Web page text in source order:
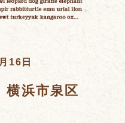
16日
横浜市泉区